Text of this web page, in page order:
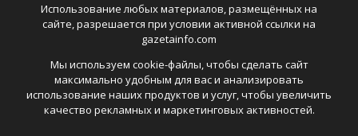
Использование любых материалов, размещённых на
сайте, разрешается при условии активной ссылки на
gazetainfo.com
Мы используем cookie-файлы, чтобы сделать сайт
максимально удобным для вас и анализировать
использование наших продуктов и услуг, чтобы увеличить
качество рекламных и маркетинговых активностей.